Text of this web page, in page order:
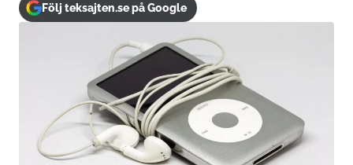
Följ teksajten.se på Google